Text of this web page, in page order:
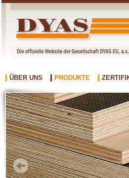
ÜBER UNS PRODUKTE